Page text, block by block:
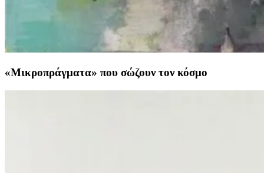
«Μικροπράγματα» που σώζουν τον κόσμο